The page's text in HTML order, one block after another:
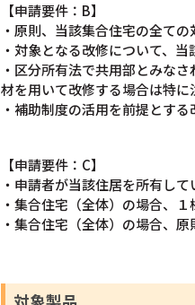
【申請要件：B】
・原則、当該集合住宅の全ての
・対象となる改修について、
・区分所有法で共用部とみな
材を用いて改修する場合は特に
・補助制度の活用を前提とす
【申請要件：C】
・申請者が当該住居を所有し
・集合住宅（全体）の場合、１
・集合住宅（全体）の場合、